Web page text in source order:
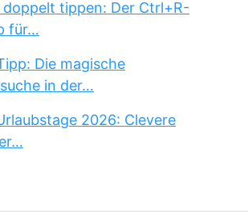
doppelt tippen: Der Ctrl+R-
für…
Die magische
in der…
2026: Clevere